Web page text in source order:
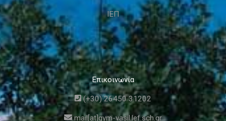
ΙΕΠ
Επικοινωνία
(+30) 26450 31202
mail[at]gym-vasil.lef.sch.gr